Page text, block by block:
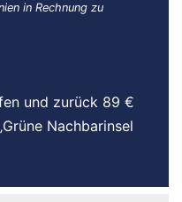
in Rechnung zu
und zurück 89 €
Nachbarinsel